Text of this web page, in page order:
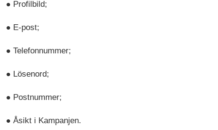
● Profilbild;
● E-post;
● Telefonnummer;
● Lösenord;
● Postnummer;
● Åsikt i Kampanjen.